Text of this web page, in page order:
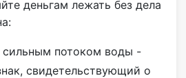
деньгам лежать без дела
потоком воды -
свидетельствующий о